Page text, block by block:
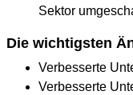
Sektor
Die wichtigsten
Verbesserte
Verbesserte